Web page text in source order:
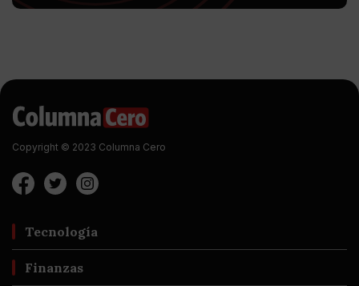
Copyright © 2023 Columna Cero
Tecnología
Finanzas